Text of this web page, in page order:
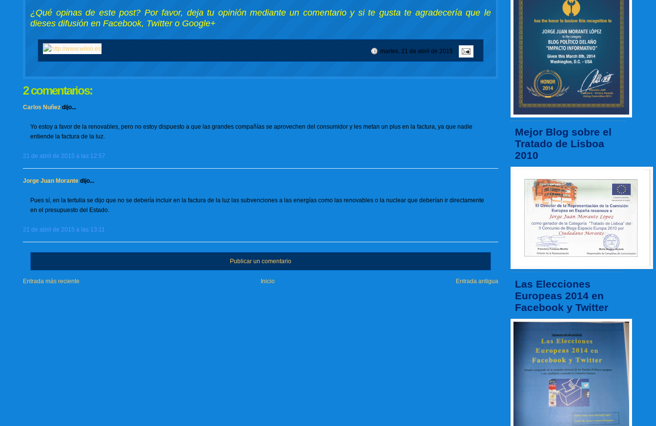
Mejor Blog sobre el
Tratado de Lisboa
2010
Las Elecciones
Europeas 2014 en
Facebook y Twitter
¿Qué opinas de este post? Por favor, deja tu opinión mediante un comentario y si te gusta te agradecería que le
dieses difusión en Facebook, Twitter o Google+
martes, 21 de abril de 2015
2 comentarios:
Carlos Nuñez dijo...
Yo estoy a favor de la renovables, pero no estoy dispuesto a que las grandes compañías se aprovechen del consumidor y les metan un plus en la factura, ya que nadie
entiende la factura de la luz.
21 de abril de 2015 a las 12:57
Jorge Juan Morante dijo...
Pues sí, en la tertulia se dijo que no se debería incluir en la factura de la luz las subvenciones a las energías como las renovables o la nuclear que deberían ir directamente
en el presupuesto del Estado.
21 de abril de 2015 a las 13:11
Publicar un comentario
Entrada más reciente Entrada antigua
Inicio